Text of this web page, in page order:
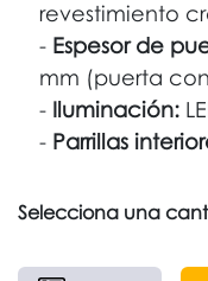
revestimiento
Espesor de
mm (puerta
Iluminación:
Parrillas
Selecciona una